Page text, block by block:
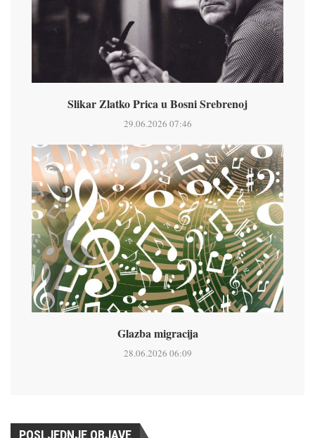
Slikar Zlatko Prica u Bosni Srebrenoj
29.06.2026 07:46
Glazba migracija
28.06.2026 06:09
POSLJEDNJE OBJAVE